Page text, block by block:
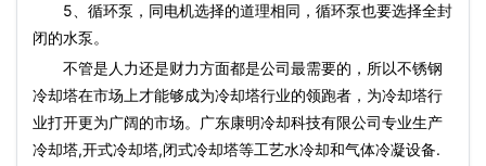
5、循环泵，同电机选择的道理相同，循环泵也要选择全封
闭的水泵。
不管是人力还是财力方面都是公司最需要的，所以不锈钢
冷却塔在市场上才能够成为冷却塔行业的领跑者，为冷却塔行
业打开更为广阔的市场。广东康明冷却科技有限公司专业生产
冷却塔,开式冷却塔,闭式冷却塔等工艺水冷却和气体冷凝设备.